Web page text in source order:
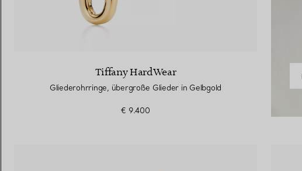
Tiffany HardWear
Gliederohrringe, übergroße Glieder in Gelbgold
€ 9.400